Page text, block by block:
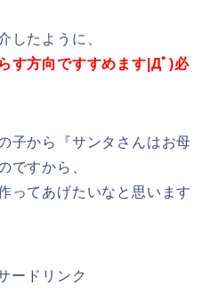
したように、
す方向ですすめます|Дﾟ)必
子から『サンタさんはお母
ですから、
ってあげたいなと思います
ードリンク